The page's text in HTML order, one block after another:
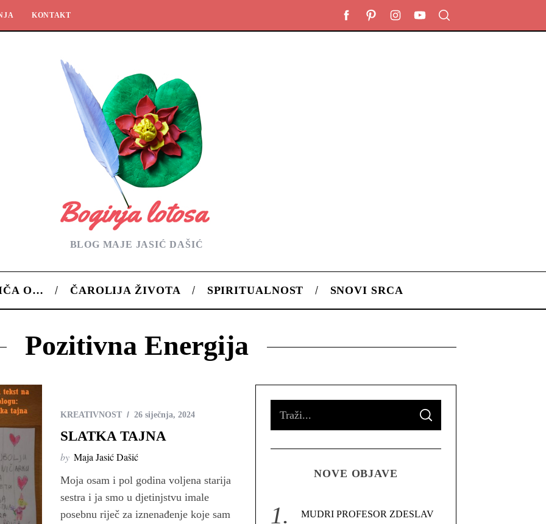
KONTAKT
BLOG MAJE JASIĆ DAŠIĆ
O… ČAROLIJA ŽIVOTA SPIRITUALNOST SNOVI SRCA
Pozitivna Energija
KREATIVNOST 26 siječnja, 2024
SLATKA TAJNA
by Maja Jasić Dašić
Moja osam i pol godina voljena starija
sestra i ja smo u djetinjstvu imale
posebnu riječ za iznenađenje koje sam
S
A
C
NOVE OBJAVE
MUDRI PROFESOR ZDESLAV